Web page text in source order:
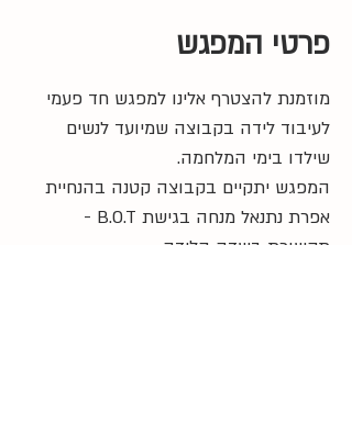
פרטי המפגש
מוזמנת להצטרף אלינו למפגש חד פעמי
לעיבוד לידה בקבוצה שמיועד לנשים
שילדו בימי המלחמה.
המפגש יתקיים בקבוצה קטנה בהנחיית
אפרת נתנאל מנחה בגישת B.O.T -
תקשורת בשדה הלידה.